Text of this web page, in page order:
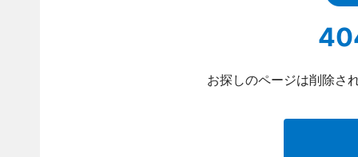
お探しのページは削除さ